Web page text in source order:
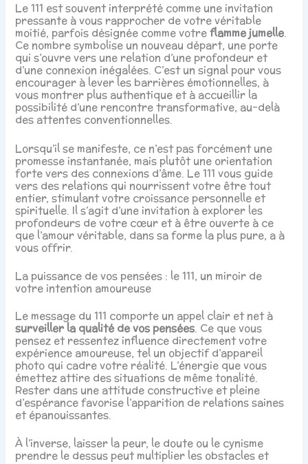
Le 111 est souvent interprété comme une invitation
pressante à vous rapprocher de votre véritable
moitié, parfois désignée comme votreflamme jumelle.
Ce nombre symbolise un nouveau départ, une porte
qui s’ouvre vers une relation d’une profondeur et
d’une connexion inégalées. C’est un signal pour vous
encourager à lever les barrières émotionnelles, à
vous montrer plus authentique et à accueillir la
possibilité d’une rencontre transformative, au-delà
des attentes conventionnelles.
Lorsqu’il se manifeste, ce n’est pas forcément une
promesse instantanée, mais plutôt une orientation
forte vers des connexions d’âme. Le 111 vous guide
vers des relations qui nourrissent votre être tout
entier, stimulant votre croissance personnelle et
spirituelle. Il s’agit d’une invitation à explorer les
profondeurs de votre cœur et à être ouverte à ce
que l’amour véritable, dans sa forme la plus pure, a à
vous offrir.
La puissance de vos pensées : le 111, un miroir de
votre intention amoureuse
Le message du 111 comporte un appel clair et net à
surveiller la qualité de vos pensées. Ce que vous
pensez et ressentez influence directement votre
expérience amoureuse, tel un objectif d’appareil
photo qui cadre votre réalité. L’énergie que vous
émettez attire des situations de même tonalité.
Rester dans une attitude constructive et pleine
d’espérance favorise l’apparition de relations saines
et épanouissantes.
À l’inverse, laisser la peur, le doute ou le cynisme
prendre le dessus peut multiplier les obstacles et